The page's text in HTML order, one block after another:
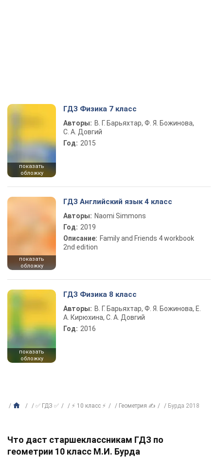
показать
обложку
ГДЗ Физика 7 класс
Авторы: В. Г. Барьяхтар, Ф. Я. Божинова,
С. А. Довгий
Год: 2015
показать
обложку
ГДЗ Английский язык 4 класс
Авторы: Naomi Simmons
Год: 2019
Описание: Family and Friends 4 workbook
2nd edition
показать
обложку
ГДЗ Физика 8 класс
Авторы: В. Г. Барьяхтар, Ф. Я. Божинова, Е.
А. Кирюхина, С. А. Довгий
Год: 2016
✅ ГДЗ ✅ ⚡ 10 класс ⚡ Геометрия ✍ Бурда 2018
Что даст старшеклассникам ГДЗ по
геометрии 10 класс М.И. Бурда